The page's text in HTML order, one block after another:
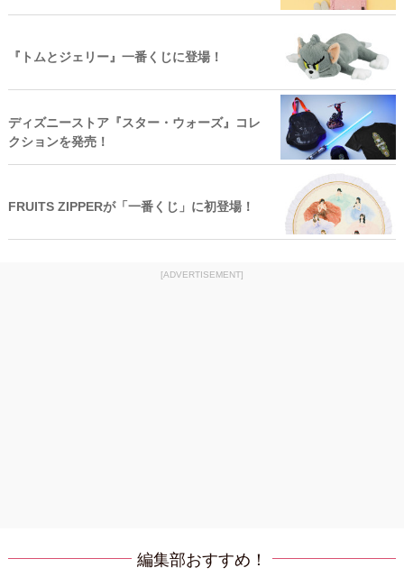
『トムとジェリー』一番くじに登場！
ディズニーストア『スター・ウォーズ』コレ
クションを発売！
FRUITS ZIPPERが「一番くじ」に初登場！
[ADVERTISEMENT]
編集部おすすめ！